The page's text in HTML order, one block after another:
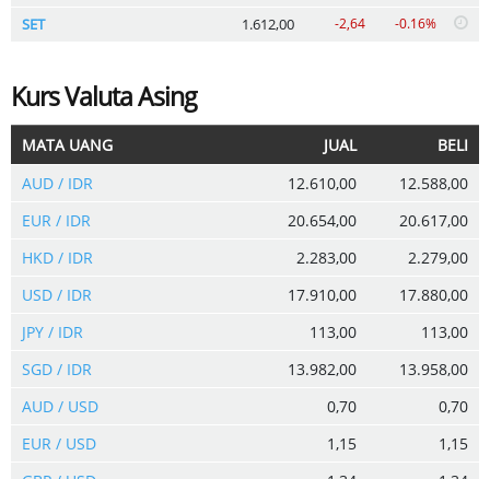
SET 1.612,00 -2,64 -0.16%
Kurs Valuta Asing
MATA UANG JUAL
BELI
AUD / IDR
12.610,00
12.588,00
EUR / IDR
20.654,00
20.617,00
HKD / IDR
2.283,00
2.279,00
USD / IDR
17.910,00
17.880,00
JPY / IDR
113,00
113,00
SGD / IDR
13.982,00
13.958,00
AUD / USD
0,70
0,70
EUR / USD
1,15
1,15